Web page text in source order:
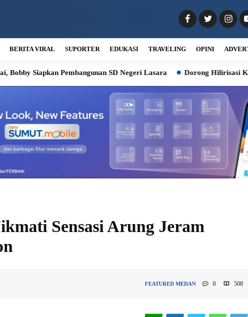
BERITA VIRAL SUPORTER EDUKASI TRAVELING OPINI
Pembangunan SD Negeri Lasara Dorong Hilirisasi Kelapa,
Sensasi Arung Jeram
FEATURED MEDAN 0 508